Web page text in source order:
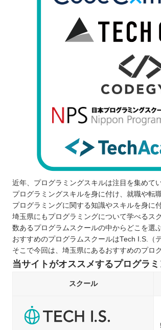
近年、プログラミングスキルは注目を集めてい
プログラミングスキルを身に付け、就職や転
プログラミングに関する知識やスキルを身に
埼玉県にもプログラミングについて学べるス
数あるプログラムスクールの中からどこを選
おすすめのプログラムスクールはTech I.S.（
そこで今回は、埼玉県にあるおすすめのプロ
当サイトがオススメするプログラ
スクール